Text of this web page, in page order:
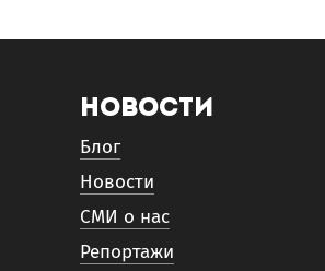
Новости
Блог
Новости
СМИ о нас
Репортажи